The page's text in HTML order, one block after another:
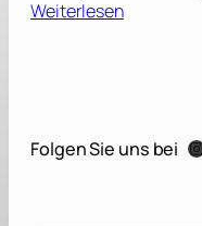
Weiterlesen:
ö
Folgen Sie uns bei Instagram